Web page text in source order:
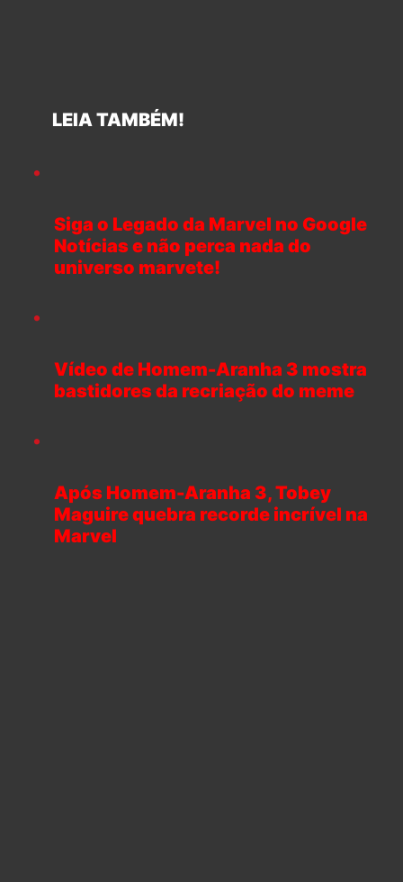
LEIA TAMBÉM!
Siga o Legado da Marvel no Google
Notícias e não perca nada do
universo marvete!
Vídeo de Homem-Aranha 3 mostra
bastidores da recriação do meme
Após Homem-Aranha 3, Tobey
Maguire quebra recorde incrível na
Marvel